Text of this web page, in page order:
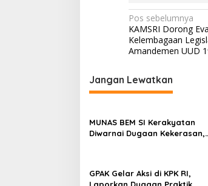
N
a
v
i
g
s
i
o
Pos sebelumnya
KAMSRI Dorong
Kelembagaan
Amandemen UUD
Jangan Lewatkan
MUNAS BEM SI Kerakyatan
Diwarnai Dugaan Kekerasan,
GPAK Gelar Aksi di KPK RI,